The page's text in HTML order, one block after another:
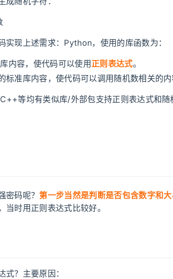
实现上述需求：Python，使用的库函数为：
内容，使代码可以使用正则表达式。
准库内容，使代码可以调用随机数相关的内
等均有类似库/外部包支持正则表达式和随
密码呢？第一步当然是判断是否包含数字和
当时用正则表达式比较好。
式？主要原因：